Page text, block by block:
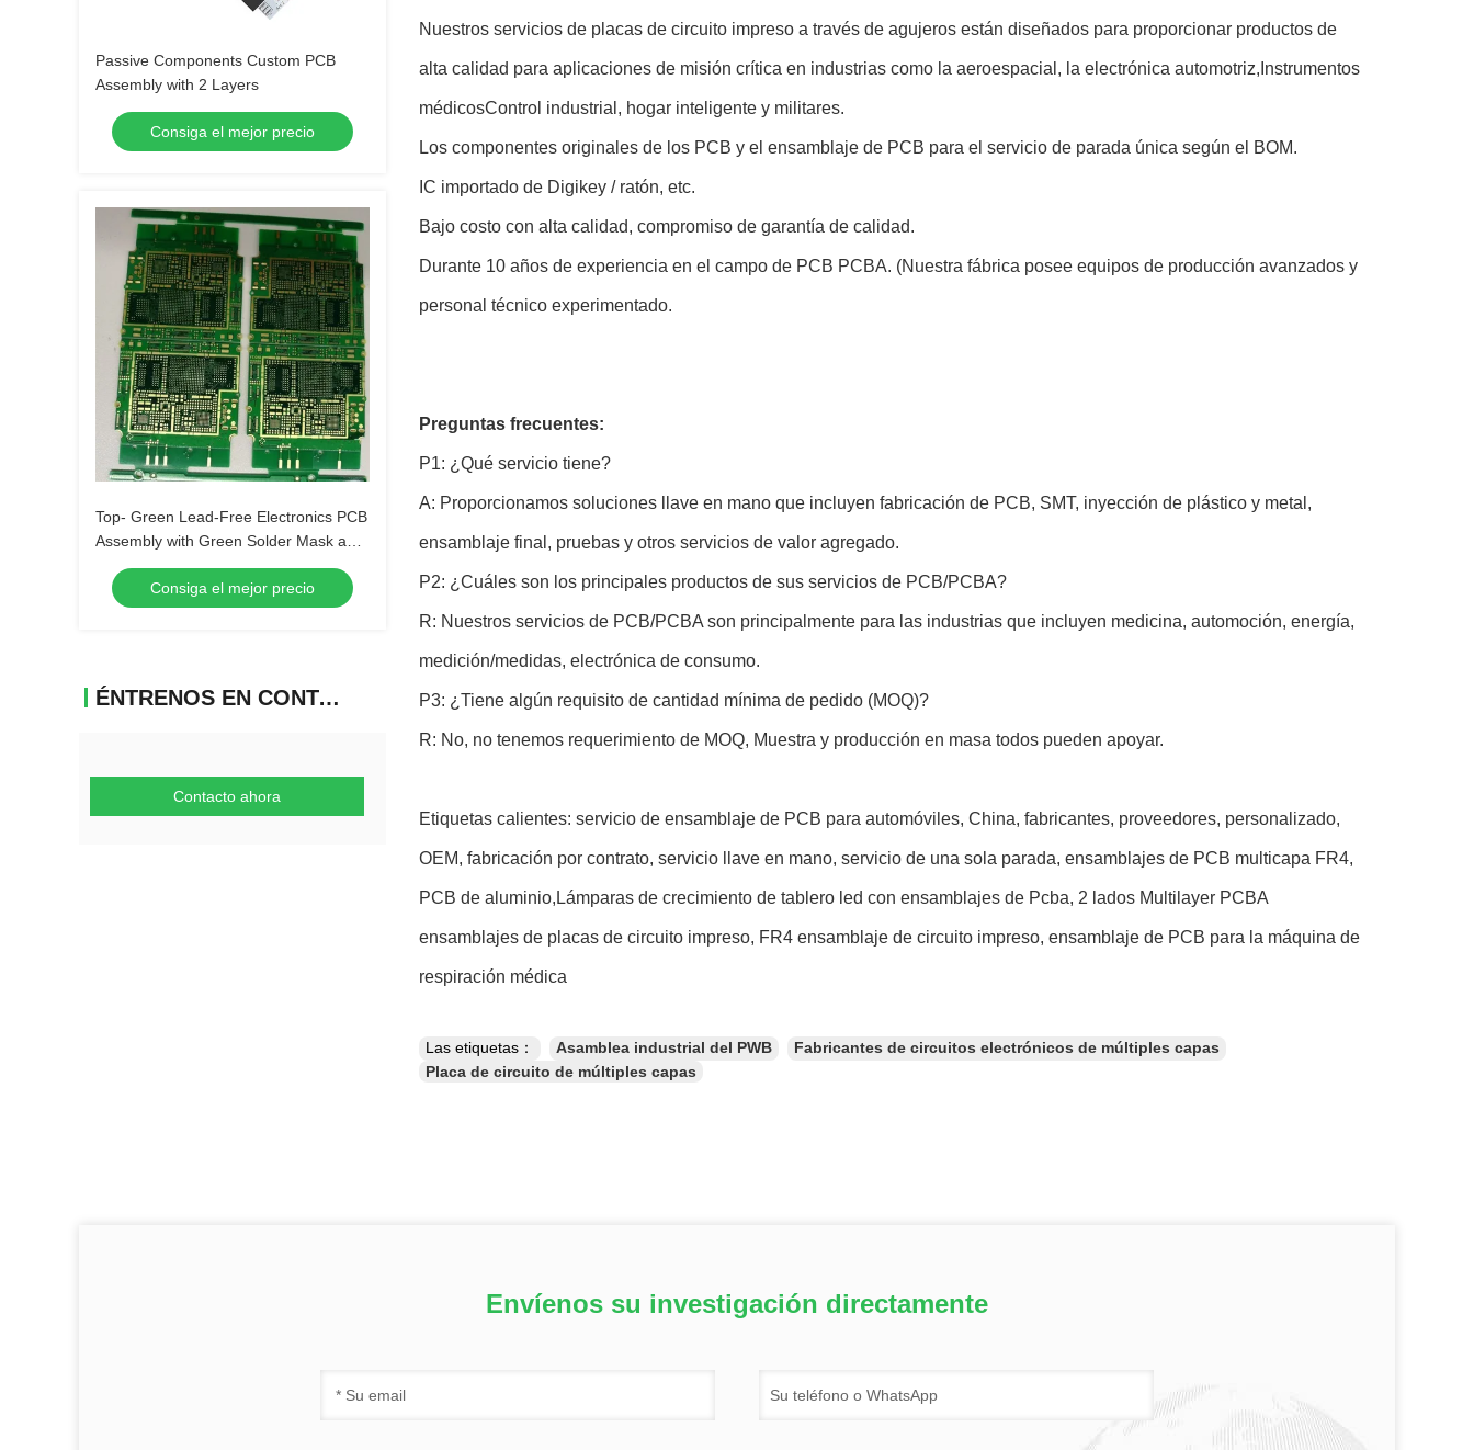
Passive Components Custom PCB
Assembly with 2 Layers
Consiga el mejor precio
Top- Green Lead-Free Electronics PCB
Assembly with Green Solder Mask and
Biggest Panel Size 610mm*508mm
Consiga el mejor precio
ÉNTRENOS EN CONTACTO CON
Contacto ahora
Nuestros servicios de placas de circuito impreso a través de agujeros están diseñados para proporcionar productos de
alta calidad para aplicaciones de misión crítica en industrias como la aeroespacial, la electrónica automotriz,Instrumentos
médicosControl industrial, hogar inteligente y militares.
Los componentes originales de los PCB y el ensamblaje de PCB para el servicio de parada única según el BOM.
IC importado de Digikey / ratón, etc.
Bajo costo con alta calidad, compromiso de garantía de calidad.
Durante 10 años de experiencia en el campo de PCB PCBA. (Nuestra fábrica posee equipos de producción avanzados y
personal técnico experimentado.
Preguntas frecuentes:
P1: ¿Qué servicio tiene?
A: Proporcionamos soluciones llave en mano que incluyen fabricación de PCB, SMT, inyección de plástico y metal,
ensamblaje final, pruebas y otros servicios de valor agregado.
P2: ¿Cuáles son los principales productos de sus servicios de PCB/PCBA?
R: Nuestros servicios de PCB/PCBA son principalmente para las industrias que incluyen medicina, automoción, energía,
medición/medidas, electrónica de consumo.
P3: ¿Tiene algún requisito de cantidad mínima de pedido (MOQ)?
R: No, no tenemos requerimiento de MOQ, Muestra y producción en masa todos pueden apoyar.
Etiquetas calientes: servicio de ensamblaje de PCB para automóviles, China, fabricantes, proveedores, personalizado,
OEM, fabricación por contrato, servicio llave en mano, servicio de una sola parada, ensamblajes de PCB multicapa FR4,
PCB de aluminio,Lámparas de crecimiento de tablero led con ensamblajes de Pcba, 2 lados Multilayer PCBA
ensamblajes de placas de circuito impreso, FR4 ensamblaje de circuito impreso, ensamblaje de PCB para la máquina de
respiración médica
Las etiquetas： Asamblea industrial del PWB
Fabricantes de circuitos electrónicos de múltiples capas
Placa de circuito de múltiples capas
Envíenos su investigación directamente